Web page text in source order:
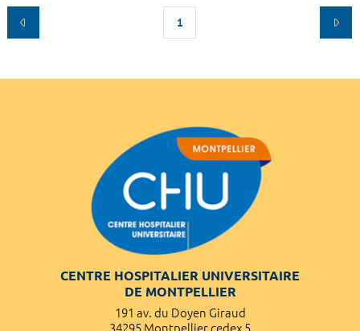
1
CENTRE HOSPITALIER UNIVERSITAIRE
DE MONTPELLIER
191 av. du Doyen Giraud
34295 Montpellier cedex 5